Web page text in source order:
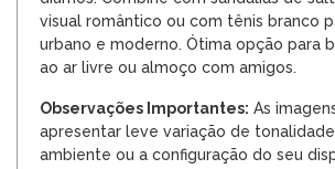
visual romântico ou com tênis branco
urbano e moderno. Ótima opção para
ao ar livre ou almoço com amigos.
Observações Importantes: As
apresentar leve variação de
ambiente ou a configuração do seu